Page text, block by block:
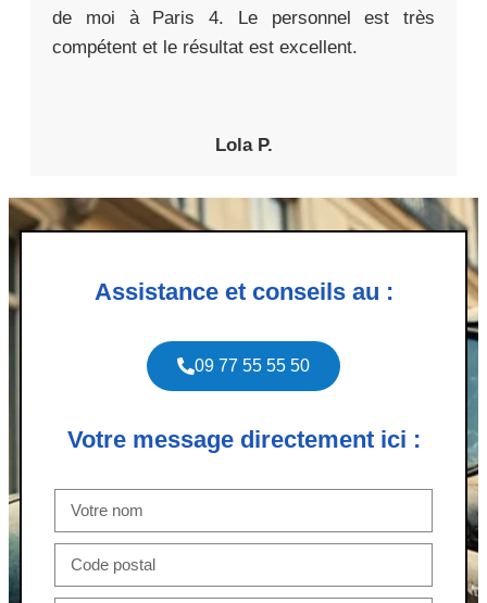
de moi à Paris 4. Le personnel est très
compétent et le résultat est excellent.
Lola P.
Assistance et conseils au :
09 77 55 55 50
Votre message directement ici :